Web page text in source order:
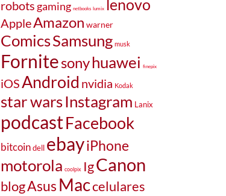
robots gaming netbooks lumix lenovo
AppleAmazon warner
ComicsSamsung musk
Fornitesonyhuawei finepix
iOSAndroid nvidia Kodak
star warsInstagram Lanix
podcastFacebook
bitcoindell ebayiPhone
motorola coolpix IgCanon
blogAsus Maccelulares